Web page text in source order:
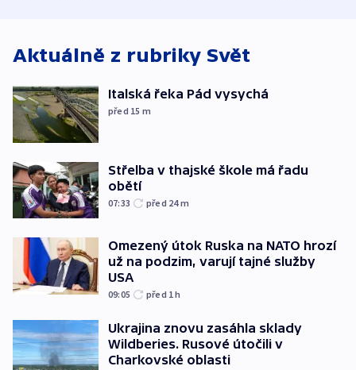
Aktuálně z rubriky Svět
Italská řeka Pád vysychá
před 15 m
Střelba v thajské škole má řadu
obětí
07:33 před 24m
Omezený útok Ruska na NATO hrozí
už na podzim, varují tajné služby
USA
09:05 před 1h
Ukrajina znovu zasáhla sklady
Wildberies. Rusové útočili v
Charkovské oblasti